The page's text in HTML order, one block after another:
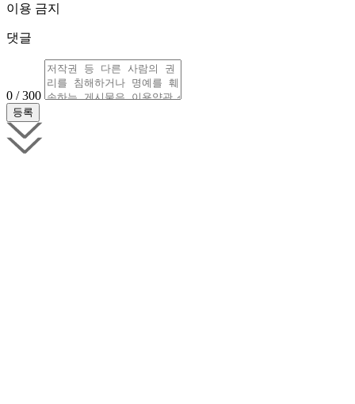
이용 금지
댓글
0 / 300